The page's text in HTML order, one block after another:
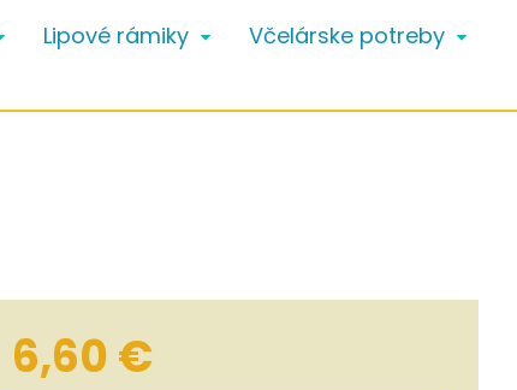
Lipové rámiky
Včelárske potreby
6,60€